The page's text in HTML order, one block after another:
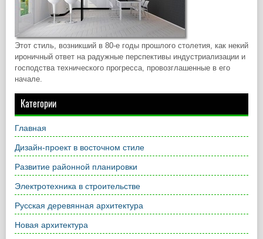
Этот стиль, возникший в 80-е годы прошлого столетия, как некий
ироничный ответ на радужные перспективы индустриализации и
господства технического прогресса, провозглашенные в его
начале.
Категории
Главная
Дизайн-проект в восточном стиле
Развитие районной планировки
Электротехника в строительстве
Русская деревянная архитектура
Новая архитектура